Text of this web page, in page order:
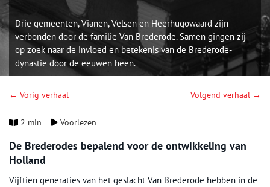
Drie gemeenten, Vianen, Velsen en Heerhugowaard zijn
verbonden door de familie Van Brederode. Samen gingen zij
op zoek naar de invloed en betekenis van de Brederode-
dynastie door de eeuwen heen.
← Vorig verhaal Volgend verhaal →
2 min Voorlezen
De Brederodes bepalend voor de ontwikkeling van
Holland
Vijftien generaties van het geslacht Van Brederode hebben in de